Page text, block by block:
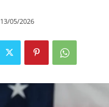
13/05/2026